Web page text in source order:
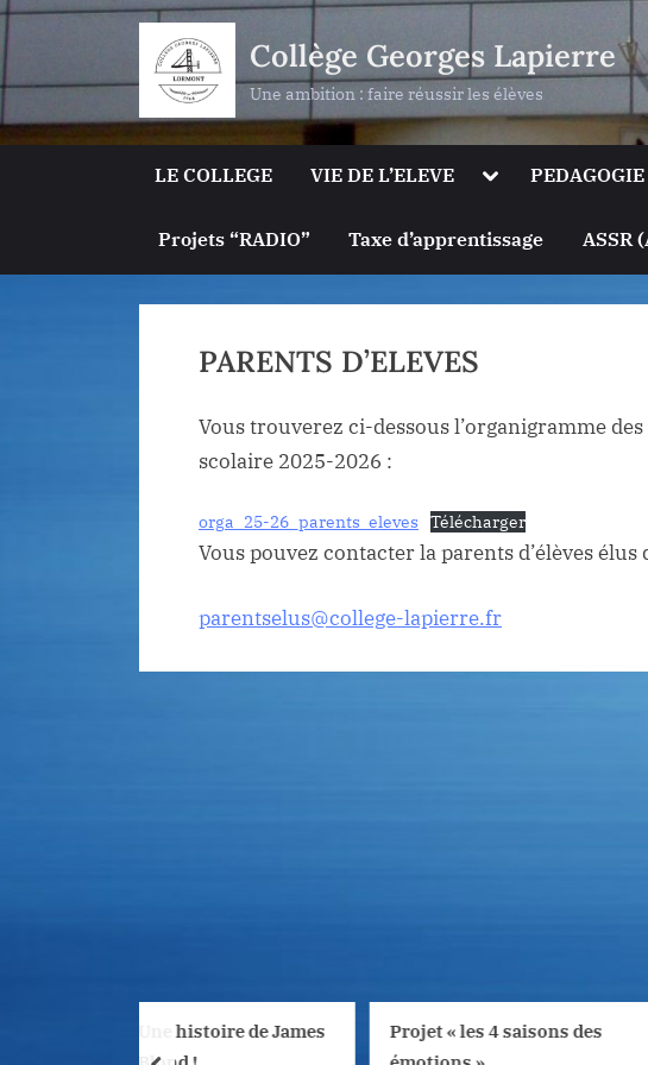
Skip
to
content
Collège Georges Lapierre
Une ambition : faire réussir les élèves
LE COLLEGE VIE DE L’ELEVE Toggle
sub-
PEDAGOGIE
Projets “RADIO” Taxe d’apprentissage ASSR
PARENTS D’ELEVES
Vous trouverez ci-dessous l’organigramme
scolaire 2025-2026 :
orga_25-26_parents_eleves Télécharger
Vous pouvez contacter la parents d’élèves
parentselus@college-lapierre.fr
Une histoire de James
Projet « les 4 saisons des